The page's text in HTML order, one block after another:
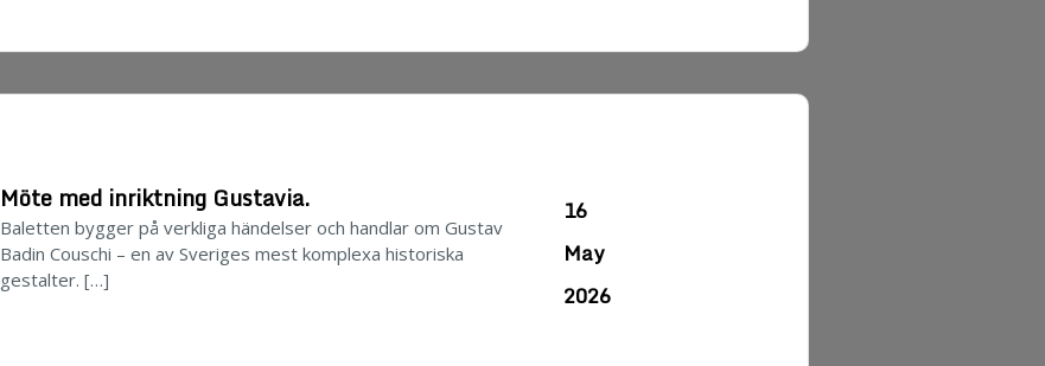
Möte med inriktning Gustavia.
Baletten bygger på verkliga händelser och handlar om Gustav
Badin Couschi – en av Sveriges mest komplexa historiska
gestalter. […]
16
May
2026